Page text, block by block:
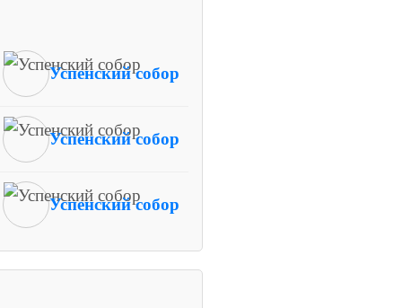
Успенский собор
Успенский собор
Успенский собор